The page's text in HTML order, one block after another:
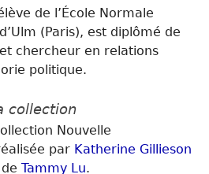
de l’École Normale
(Paris), est diplômé de
et chercheur en relations
politique.
collection
Nouvelle
par Katherine Gillieson
deTammy Lu.